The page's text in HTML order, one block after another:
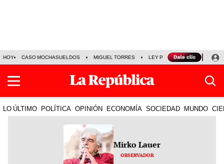
HOY CASO MOCHASUELDOS MIGUEL TORRES LEY PULPÍN PRECIO DEL
LO ÚLTIMO POLÍTICA OPINIÓN ECONOMÍA SOCIEDAD MUNDO
Mirko Lauer
OBSERVADOR